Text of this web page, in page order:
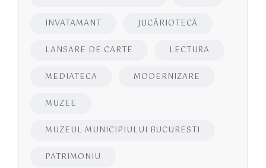
INVATAMANT JUCĂRIOTECĂ
LANSARE DE CARTE LECTURA
MEDIATECA MODERNIZARE
MUZEE
MUZEUL MUNICIPIULUI BUCURESTI
PATRIMONIU